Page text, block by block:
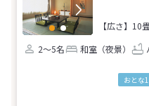
【広さ】10畳
2～5名
和室（夜景）
おとな